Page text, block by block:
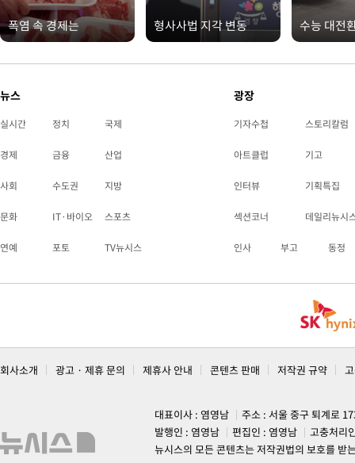
폭염 속 경제는 형사사법 지각 변동 수능 대전
뉴스
실시간 정치 국제
경제 금융 산업
사회 수도권 지방
문화 IT·바이오 스포츠
연예 포토 TV뉴시스
광장
기자수첩 스토리칼럼
아트클럽 기고
인터뷰 기획특집
섹션코너 데일리뉴시
인사 부고 동정
회사소개 광고 · 제휴 문의 제휴사 안내 콘텐츠 판매 저작권 규약
대표이사 : 염영남
주소 : 서울 중구 퇴계로
발행인 : 염영남
편집인 : 염영남
고충처리
뉴시스의 모든 콘텐츠는 저작권법의 보호를